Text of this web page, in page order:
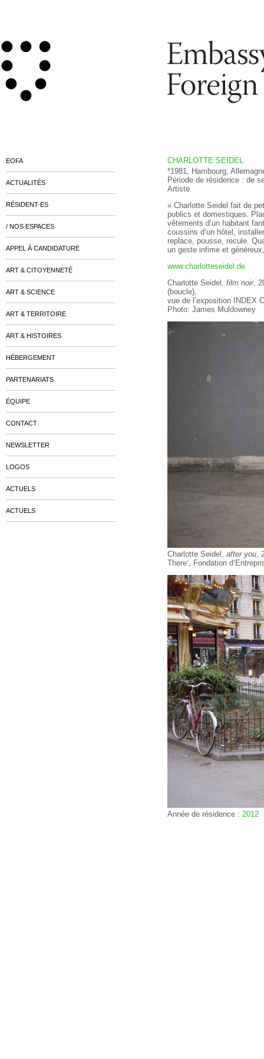
CHARLOTTE SEIDEL
*1981, Hambourg,
Période de résidence : de
Artiste
« Charlotte Seidel fait de
publics et domestiques.
vêtements d‘un habitant
coussins d‘un hôtel,
replace, pousse, recule.
un geste infime et
www.charlotteseidel.de
Charlotte Seidel, film noir,
(boucle),
vue de l’exposition INDEX
Photo: James Muldowney
Charlotte Seidel, after you
There‘, Fondation
Année de résidence : 2012
EOFA
ACTUALITÉS
RÉSIDENT-ES
/ NOS ESPACES
APPEL À CANDIDATURE
ART & CITOYENNETÉ
ART & SCIENCE
ART & TERRITOIRE
ART & HISTOIRES
HÉBERGEMENT
PARTENARIATS
ÉQUIPE
CONTACT
NEWSLETTER
LOGOS
ACTUELS
ACTUELS